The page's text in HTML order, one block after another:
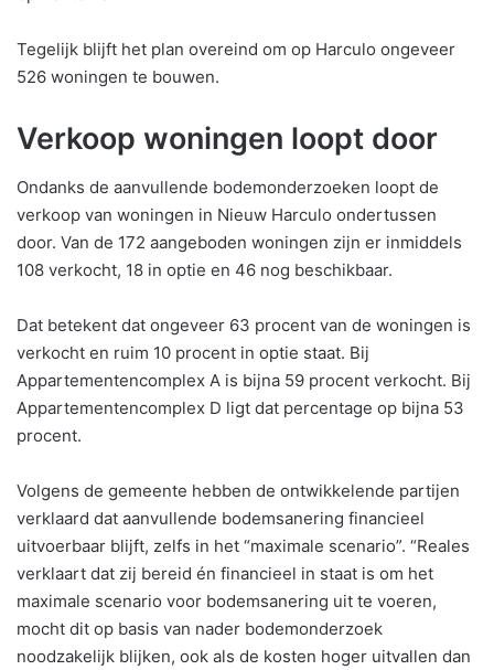
Tegelijk blijft het plan overeind om op Harculo ongeveer
526 woningen te bouwen.
Verkoop woningen loopt door
Ondanks de aanvullende bodemonderzoeken loopt de
verkoop van woningen in Nieuw Harculo ondertussen
door. Van de 172 aangeboden woningen zijn er inmiddels
108 verkocht, 18 in optie en 46 nog beschikbaar.
Dat betekent dat ongeveer 63 procent van de woningen is
verkocht en ruim 10 procent in optie staat. Bij
Appartementencomplex A is bijna 59 procent verkocht. Bij
Appartementencomplex D ligt dat percentage op bijna 53
procent.
Volgens de gemeente hebben de ontwikkelende partijen
verklaard dat aanvullende bodemsanering financieel
uitvoerbaar blijft, zelfs in het “maximale scenario”. “Reales
verklaart dat zij bereid én financieel in staat is om het
maximale scenario voor bodemsanering uit te voeren,
mocht dit op basis van nader bodemonderzoek
noodzakelijk blijken, ook als de kosten hoger uitvallen dan